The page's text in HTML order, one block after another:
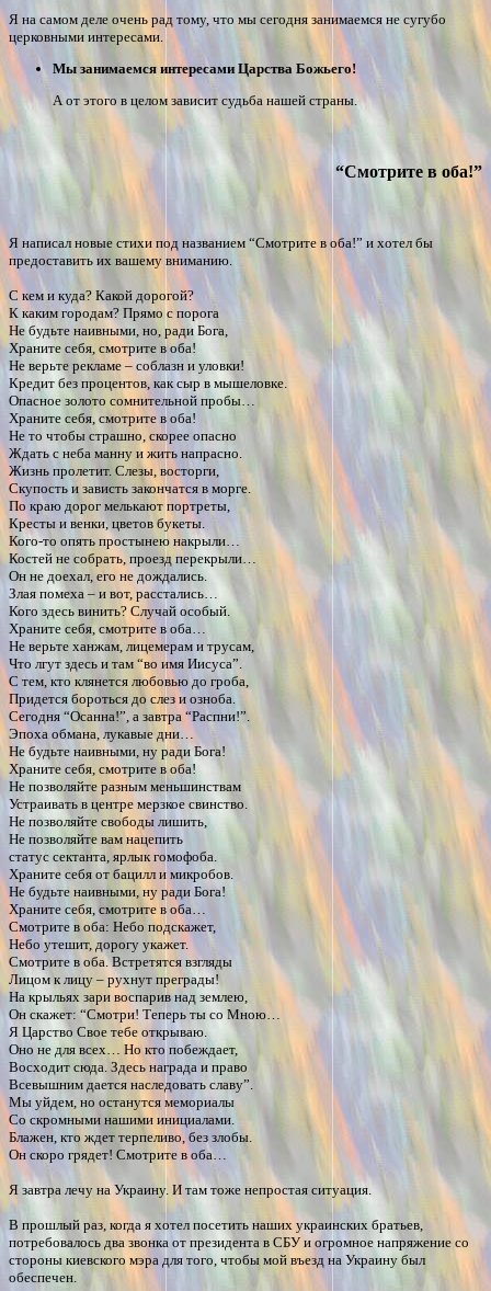
Я на самом деле очень рад тому, что мы сегодня занимаемся не сугубо
церковными интересами.
Мы занимаемся интересами Царства Божьего!
А от этого в целом зависит судьба нашей страны.
“Смотрите в оба!”
Я написал новые стихи под названием “Смотрите в оба!” и хотел бы
предоставить их вашему вниманию.
С кем и куда? Какой дорогой?
К каким городам? Прямо с порога
Не будьте наивными, но, ради Бога,
Храните себя, смотрите в оба!
Не верьте рекламе – соблазн и уловки!
Кредит без процентов, как сыр в мышеловке.
Опасное золото сомнительной пробы…
Храните себя, смотрите в оба!
Не то чтобы страшно, скорее опасно
Ждать с неба манну и жить напрасно.
Жизнь пролетит. Слезы, восторги,
Скупость и зависть закончатся в морге.
По краю дорог мелькают портреты,
Кресты и венки, цветов букеты.
Кого-то опять простынею накрыли…
Костей не собрать, проезд перекрыли…
Он не доехал, его не дождались.
Злая помеха – и вот, расстались…
Кого здесь винить? Случай особый.
Храните себя, смотрите в оба…
Не верьте ханжам, лицемерам и трусам,
Что лгут здесь и там “во имя Иисуса”.
С тем, кто клянется любовью до гроба,
Придется бороться до слез и озноба.
Сегодня “Осанна!”, а завтра “Распни!”.
Эпоха обмана, лукавые дни…
Не будьте наивными, ну ради Бога!
Храните себя, смотрите в оба!
Не позволяйте разным меньшинствам
Устраивать в центре мерзкое свинство.
Не позволяйте свободы лишить,
Не позволяйте вам нацепить
статус сектанта, ярлык гомофоба.
Храните себя от бацилл и микробов.
Не будьте наивными, ну ради Бога!
Храните себя, смотрите в оба…
Смотрите в оба: Небо подскажет,
Небо утешит, дорогу укажет.
Смотрите в оба. Встретятся взгляды
Лицом к лицу – рухнут преграды!
На крыльях зари воспарив над землею,
Он скажет: “Смотри! Теперь ты со Мною…
Я Царство Свое тебе открываю.
Оно не для всех… Но кто побеждает,
Восходит сюда. Здесь награда и право
Всевышним дается наследовать славу”.
Мы уйдем, но останутся мемориалы
Со скромными нашими инициалами.
Блажен, кто ждет терпеливо, без злобы.
Он скоро грядет! Смотрите в оба…
Я завтра лечу на Украину. И там тоже непростая ситуация.
В прошлый раз, когда я хотел посетить наших украинских братьев,
потребовалось два звонка от президента в СБУ и огромное напряжение со
стороны киевского мэра для того, чтобы мой въезд на Украину был
обеспечен.